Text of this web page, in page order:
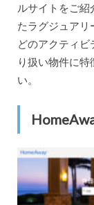
ルサイトをご
たラグジュアリ
どのアクティ
り扱い物件に
い。